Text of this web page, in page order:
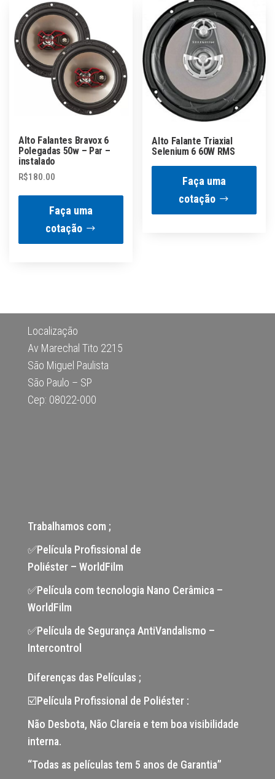
Alto Falantes Bravox 6
Polegadas 50w – Par –
instalado
R$180.00
Faça uma
cotação
Alto Falante Triaxial
Selenium 6 60W RMS
Faça uma
cotação
Localização
Av Marechal Tito 2215
São Miguel Paulista
São Paulo – SP
Cep: 08022-000
Trabalhamos com ;
✅Película Profissional de
Poliéster – WorldFilm
✅Película com tecnologia Nano Cerâmica –
WorldFilm
✅Película de Segurança AntiVandalismo –
Intercontrol
Diferenças das Películas ;
☑️Película Profissional de Poliéster :
Não Desbota, Não Clareia e tem boa visibilidade
interna.
“Todas as películas tem 5 anos de Garantia”